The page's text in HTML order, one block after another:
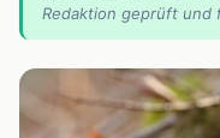
Redaktion geprüft und